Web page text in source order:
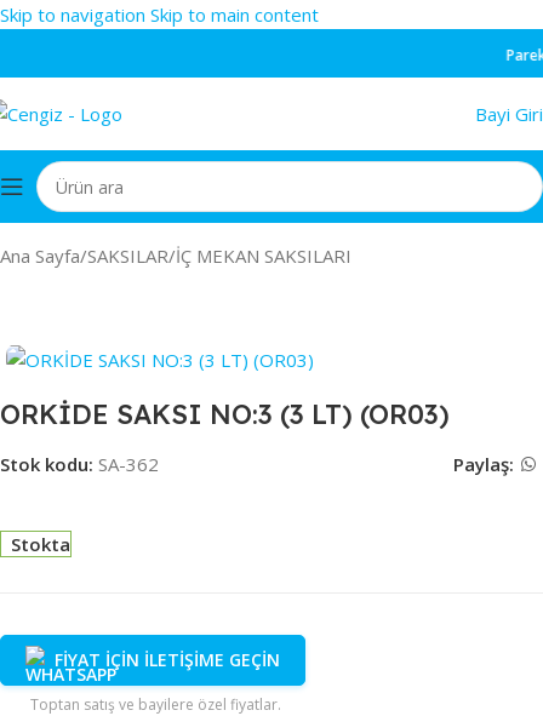
Skip to navigation Skip to main content
Bayi
Ana Sayfa/SAKSILAR/İÇ MEKAN SAKSILARI
ORKİDE SAKSI NO:3 (3 LT) (OR03)
Stok kodu: SA-362 Paylaş:
Stokta
FİYAT İÇİN İLETİŞİME GEÇİN
Toptan satış ve bayilere özel fiyatlar.